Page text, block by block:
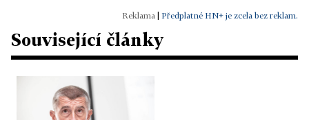
Předplatné HN+ je zcela bez reklam.
Související články